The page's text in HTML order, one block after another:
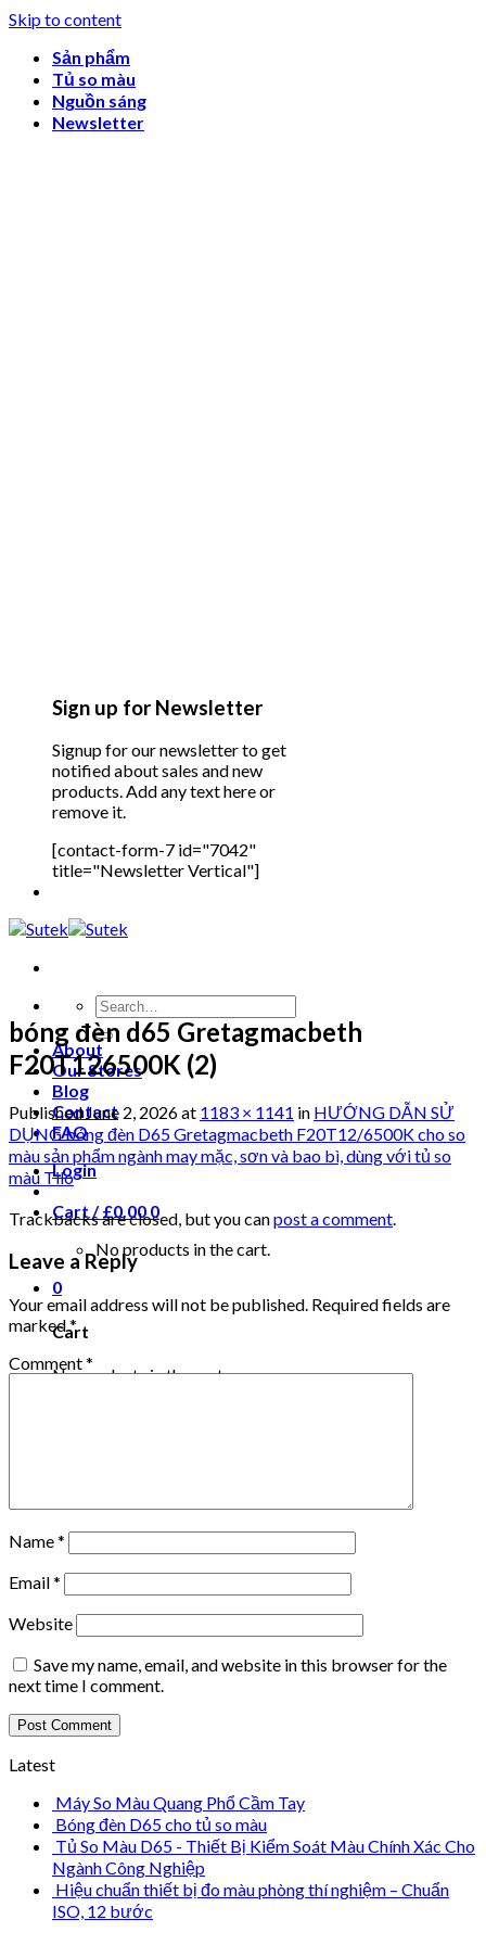
Skip to content
Sản phẩm
Tủ so màu
Nguồn sáng
Newsletter
Sign up for Newsletter
Signup for our newsletter to get
notified about sales and new
products. Add any text here or
remove it.
[contact-form-7 id="7042"
title="Newsletter Vertical"]
About
Our Stores
Blog
Contact
FAQ
Login
Cart /£0.00 0
No products in the cart.
0
Cart
No products in the cart.
bóng đèn d65 Gretagmacbeth
F20T126500K (2)
PublishedJune 2, 2026at 1183 × 1141 in HƯỚNG DẪN SỬ
DỤNG bóng đèn D65 Gretagmacbeth F20T12/6500K cho so
màu sản phẩm ngành may mặc, sơn và bao bì, dùng với tủ so
màu Tilo
Trackbacks are closed, but you canpost a comment.
Leave a Reply
Your email address will not be published. Required fields are
marked*
Comment*
Name*
Email*
Website
Save my name, email, and website in this browser for the
next time I comment.
Latest
Máy So Màu Quang Phổ Cầm Tay
Bóng đèn D65 cho tủ so màu
Tủ So Màu D65 - Thiết Bị Kiểm Soát Màu Chính Xác Cho
Ngành Công Nghiệp
Hiệu chuẩn thiết bị đo màu phòng thí nghiệm – Chuẩn
ISO, 12 bước